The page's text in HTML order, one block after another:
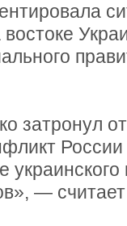
востоке
затронул
украинского
—